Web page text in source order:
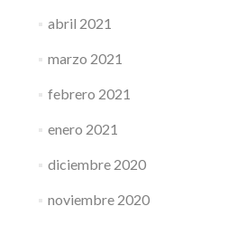
abril 2021
marzo 2021
febrero 2021
enero 2021
diciembre 2020
noviembre 2020